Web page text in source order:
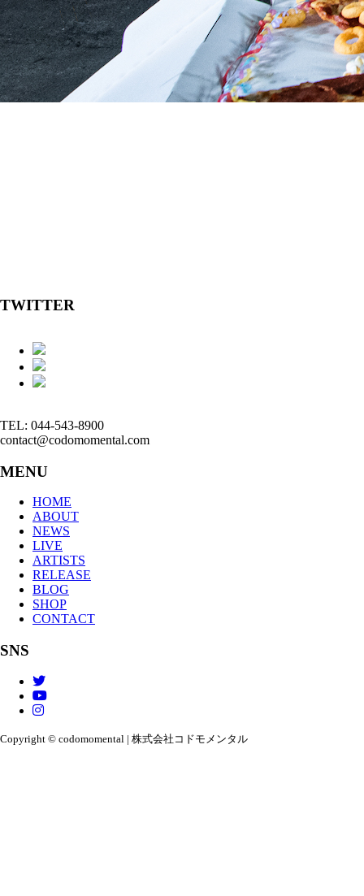
TWITTER
TEL: 044-543-8900
contact@codomomental.com
MENU
HOME
ABOUT
NEWS
LIVE
ARTISTS
RELEASE
BLOG
SHOP
CONTACT
SNS
Copyright © codomomental | 株式会社コドモメンタル